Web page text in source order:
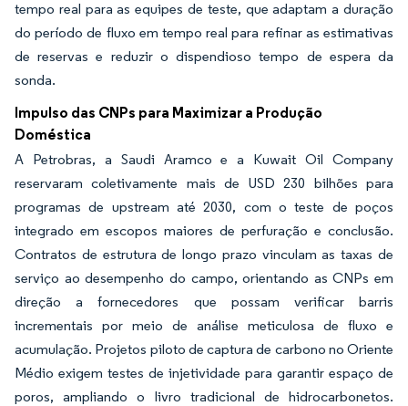
tempo real para as equipes de teste, que adaptam a duração
do período de fluxo em tempo real para refinar as estimativas
de reservas e reduzir o dispendioso tempo de espera da
sonda.
Impulso das CNPs para Maximizar a Produção
Doméstica
A Petrobras, a Saudi Aramco e a Kuwait Oil Company
reservaram coletivamente mais de USD 230 bilhões para
programas de upstream até 2030, com o teste de poços
integrado em escopos maiores de perfuração e conclusão.
Contratos de estrutura de longo prazo vinculam as taxas de
serviço ao desempenho do campo, orientando as CNPs em
direção a fornecedores que possam verificar barris
incrementais por meio de análise meticulosa de fluxo e
acumulação. Projetos piloto de captura de carbono no Oriente
Médio exigem testes de injetividade para garantir espaço de
poros, ampliando o livro tradicional de hidrocarbonetos.